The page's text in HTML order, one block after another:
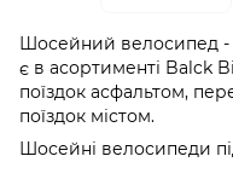
Шосейний велосипед -
є в асортименті Balck
поїздок асфальтом,
поїздок містом.
Шосейні велосипеди